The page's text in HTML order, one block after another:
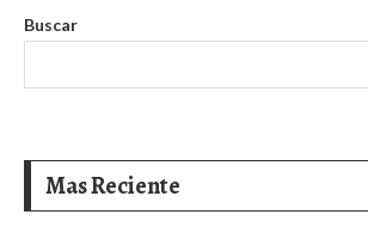
Buscar
Mas Reciente